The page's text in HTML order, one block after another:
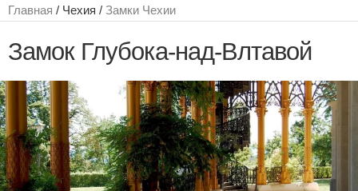
Главная / Чехия / Замки Чехии
Замок Глубока-над-Влтавой